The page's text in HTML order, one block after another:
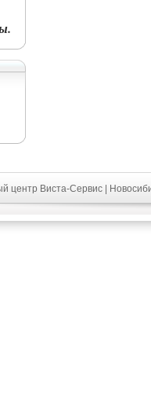
центр Виста-Сервис |